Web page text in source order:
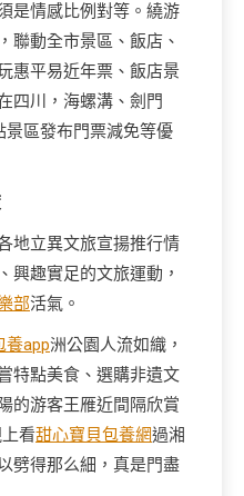
是情感比例對等。繞游
聯動全市景區、飯店、
惠平易近年票、飯店景
四川，海螺溝、劍門
景區發布門票減免等優
地立異文旅宣揚推行情
興趣實足的文旅運動，
部活氣。
養app洲公園人流如織，
特點美食、選購非遺文
的游客王雁近間隔欣賞
看甜心寶貝包養網過湘
劈得那么細，真是門盡